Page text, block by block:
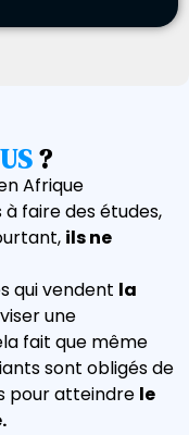
?
Afrique
faire des études,
ils ne
qui vendent la
une
fait que même
sont obligés de
pour atteindre le